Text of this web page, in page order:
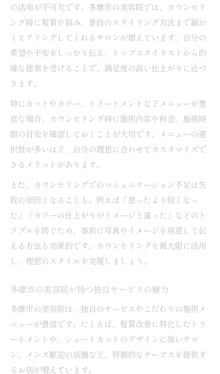
カウンセリング重視の美容院が選ばれる理
由
口コミで分かるカットが上手い美容院の特
徴
サロンワークで判断する美容院の技術力
美容院で最新トレンドを叶える相談術
美容院でのイメージ共有と施術のポイント
多摩市美容院で人気のヘアスタイル傾向
の活用が不可欠です。多摩市の美容院では、カウンセリ
ング時に髪質や悩み、普段のスタイリング方法まで細か
くヒアリングしてくれるサロンが増えています。自分の
希望や不安をしっかり伝え、トップスタイリストから的
確な提案を受けることで、満足度の高い仕上がりに近づ
きます。
特にカットやカラー、トリートメントなどメニューが豊
富な場合、カウンセリング時に施術内容や料金、施術時
間の目安を確認しておくことが大切です。メニューの選
択肢が多いほど、自分の理想に合わせてカスタマイズで
きるメリットがあります。
また、カウンセリングでのコミュニケーション不足は失
敗の原因となることも。例えば「思ったより短くなっ
た」「カラーの仕上がりがイメージと違った」などのト
ラブルを防ぐため、事前に写真やイメージを用意して伝
える方法も効果的です。カウンセリングを最大限に活用
し、理想のスタイルを実現しましょう。
多摩市の美容院が持つ独自サービスの魅力
多摩市の美容院は、独自のサービスやこだわりの施術メ
ニューが豊富です。たとえば、髪質改善に特化したトリ
ートメントや、ショートカットのデザインに強いサロ
ン、メンズ歓迎の店舗など、特徴的なサービスを提供す
るお店が増えています。